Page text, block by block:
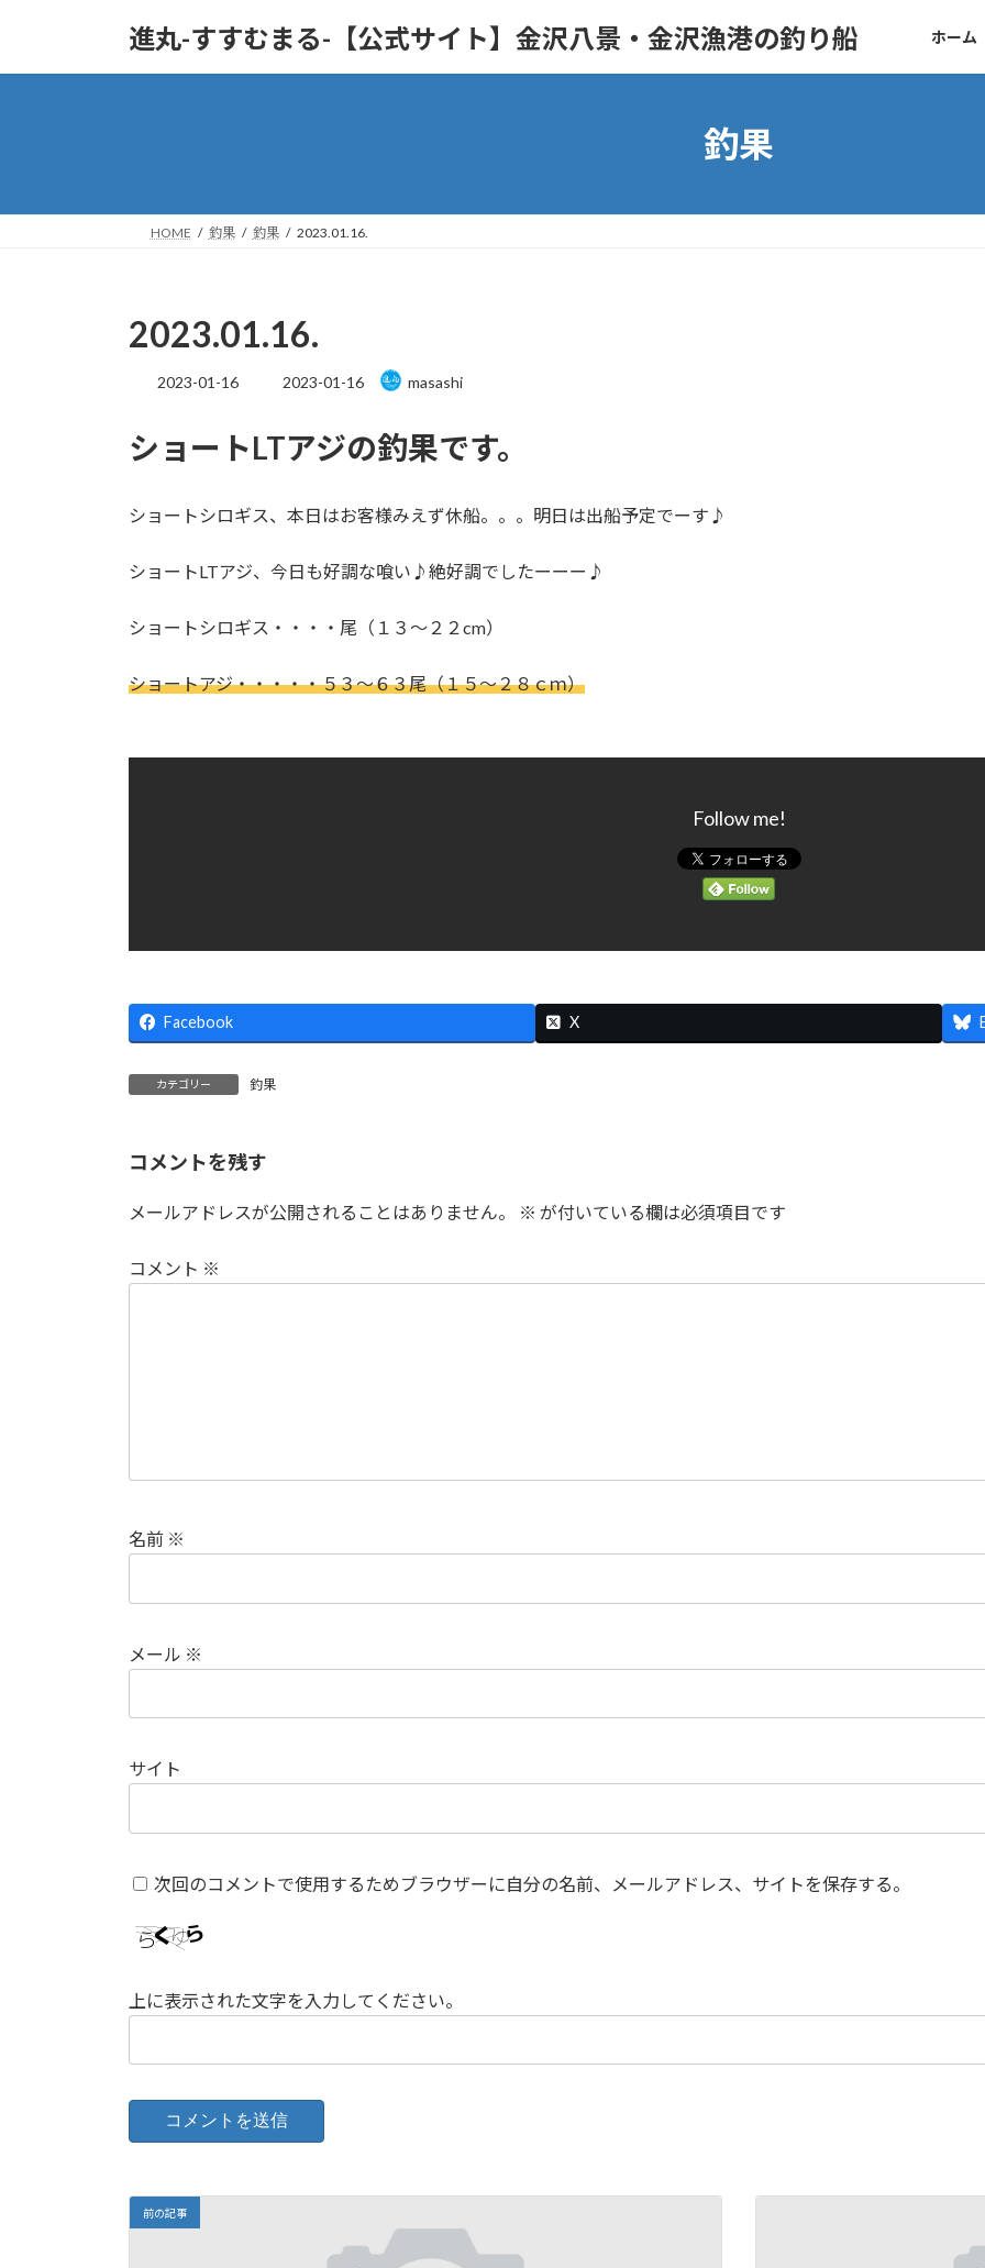
進丸-すすむまる-【公式サイト】金沢八景・金沢漁港の釣り船 ホーム
釣果
HOME 釣果 釣果 2023.01.16.
2023.01.16.
2023-01-16
最
新
日
2023-01-16 masashi
ショートLTアジの釣果です。
ショートシロギス、本日はお客様みえず休船。。。明日は出船予定でーす♪
ショートLTアジ、今日も好調な喰い♪絶好調でしたーーー♪
ショートシロギス・・・・尾（１３～２２cm）
ショートアジ・・・・・５３～６３尾（１５～２８ｃｍ）
Follow me!
Facebook X
カテゴリー 釣果
コメントを残す
メールアドレスが公開されることはありません。 ※ が付いている欄は必須項目です
コメント ※
名前 ※
メール ※
サイト
次回のコメントで使用するためブラウザーに自分の名前、メールアドレス、サイトを保存する。
上に表示された文字を入力してください。
前の記事